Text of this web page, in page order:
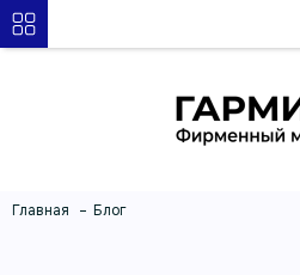
Главная Блог